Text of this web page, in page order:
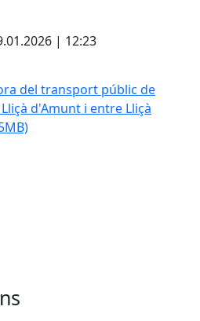
| 12:23
del transport públic de
d'Amunt i entre Lliçà